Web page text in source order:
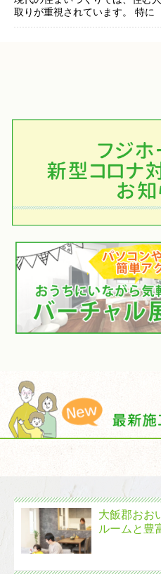
取りが重視されています。 特に
大飯郡おお
ルームと豊